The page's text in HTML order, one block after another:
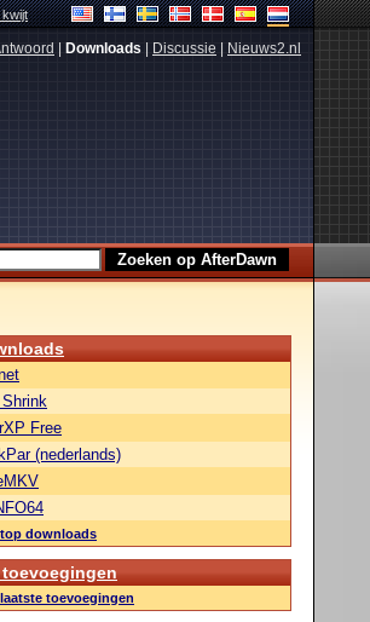
Downloads Discussie Nieuws2.nl
Shrink
Free
(nederlands)
top downloads
toevoegingen